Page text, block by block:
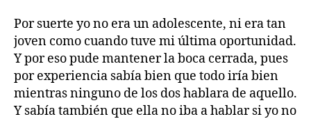
Por suerte yo no era un adolescente, ni era tan
joven como cuando tuve mi última oportunidad.
Y por eso pude mantener la boca cerrada, pues
por experiencia sabía bien que todo iría bien
mientras ninguno de los dos hablara de aquello.
Y sabía también que ella no iba a hablar si yo no